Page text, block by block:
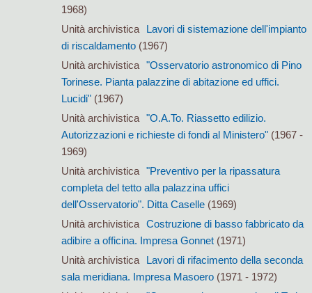
1968)
Unità archivistica
Lavori di sistemazione dell'impianto
di riscaldamento(1967)
Unità archivistica
"Osservatorio astronomico di Pino
Torinese. Pianta palazzine di abitazione ed uffici.
Lucidi"(1967)
Unità archivistica
"O.A.To. Riassetto edilizio.
Autorizzazioni e richieste di fondi al Ministero"(1967 -
1969)
Unità archivistica
"Preventivo per la ripassatura
completa del tetto alla palazzina uffici
dell'Osservatorio". Ditta Caselle(1969)
Unità archivistica
Costruzione di basso fabbricato da
adibire a officina. Impresa Gonnet(1971)
Unità archivistica
Lavori di rifacimento della seconda
sala meridiana. Impresa Masoero(1971 - 1972)